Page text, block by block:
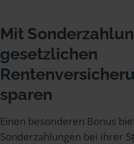
Mit
gesetzlichen
sparen
Einen besonderen Bonus
Sonderzahlungen bei Ihrer